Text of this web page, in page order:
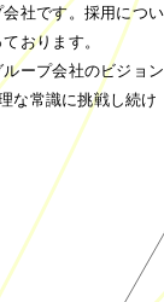
社です。採用につい
おります。
ープ会社のビジョン
な常識に挑戦し続け